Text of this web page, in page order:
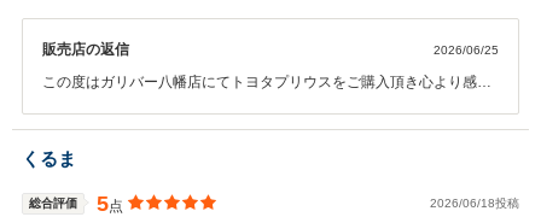
販売店の返信 2026/06/25
この度はガリバー八幡店にてトヨタプリウスをご購入頂き心より感謝
店の中で当店に大切な愛車をお任せ頂き私共も大変光栄に思います。
ご納車後も愛車のメンテナンス等でお困りの際は当店へ気兼ねなくご
相談ください。 今後とも末永いお付き合いを何卒宜しくお願い申し上
げます。
くるま
総合評価 5点 2026/06/18投稿